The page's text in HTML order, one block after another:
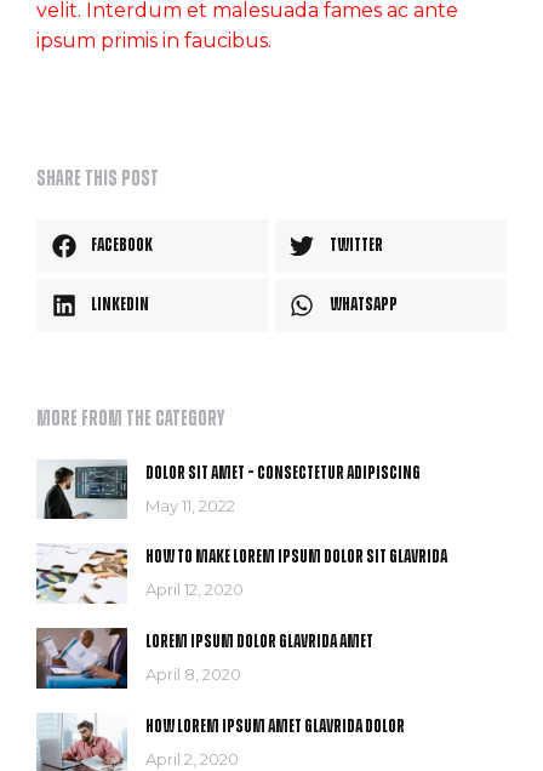
velit. Interdum et malesuada fames ac ante
ipsum primis in faucibus.
Share this post
Facebook Twitter
LinkedIn WhatsApp
More from the category
Dolor sit amet – consectetur adipiscing
May 11, 2022
How to make lorem ipsum dolor sit glavrida
April 12, 2020
Lorem ipsum dolor glavrida amet
April 8, 2020
How lorem ipsum amet glavrida dolor
April 2, 2020